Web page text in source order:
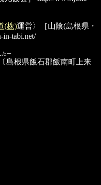
(株)運営〉［山陰(島根県・
in-tabi.net/
たー
〔島根県飯石郡飯南町上来